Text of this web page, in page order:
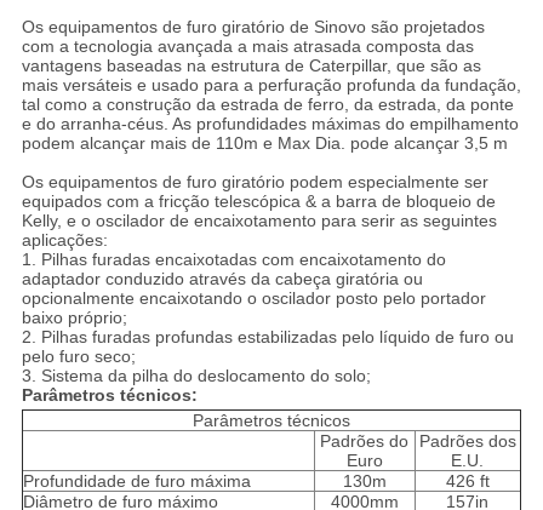
Os equipamentos de furo giratório de Sinovo são projetados
com a tecnologia avançada a mais atrasada composta das
vantagens baseadas na estrutura de Caterpillar, que são as
mais versáteis e usado para a perfuração profunda da fundação,
tal como a construção da estrada de ferro, da estrada, da ponte
e do arranha-céus. As profundidades máximas do empilhamento
podem alcançar mais de 110m e Max Dia. pode alcançar 3,5 m
Os equipamentos de furo giratório podem especialmente ser
equipados com a fricção telescópica & a barra de bloqueio de
Kelly, e o oscilador de encaixotamento para serir as seguintes
aplicações:
1. Pilhas furadas encaixotadas com encaixotamento do
adaptador conduzido através da cabeça giratória ou
opcionalmente encaixotando o oscilador posto pelo portador
baixo próprio;
2. Pilhas furadas profundas estabilizadas pelo líquido de furo ou
pelo furo seco;
3. Sistema da pilha do deslocamento do solo;
Parâmetros técnicos:
Parâmetros técnicos
Padrões do
Euro
Padrões dos
E.U.
Profundidade de furo máxima
130m
426 ft
Diâmetro de furo máximo
4000mm 157in